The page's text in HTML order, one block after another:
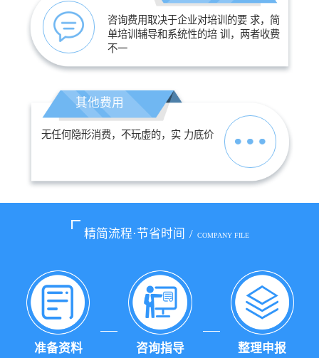
咨询费用取决于企业对培训的要 求，简
单培训辅导和系统性的培 训，两者收费
不一
其他费用
无任何隐形消费，不玩虚的，实 力底价
精简流程·节省时间 / COMPANY FILE
准备资料 咨询指导 整理申报